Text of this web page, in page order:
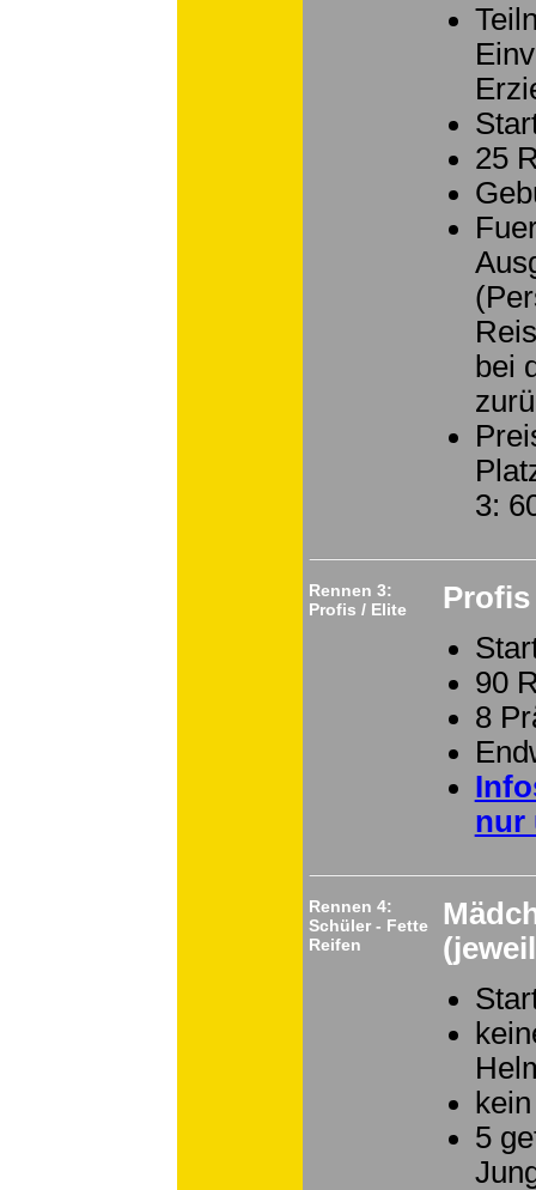
25
bei
3:
Rennen 3:
Profis / Elite
90
8
nur
Rennen 4:
Schüler - Fette
Reifen
5